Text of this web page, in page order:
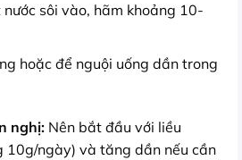
sôi vào, hãm khoảng 10-
hoặc để nguội uống dần trong
nghị: Nên bắt đầu với liều
10g/ngày) và tăng dần nếu cần